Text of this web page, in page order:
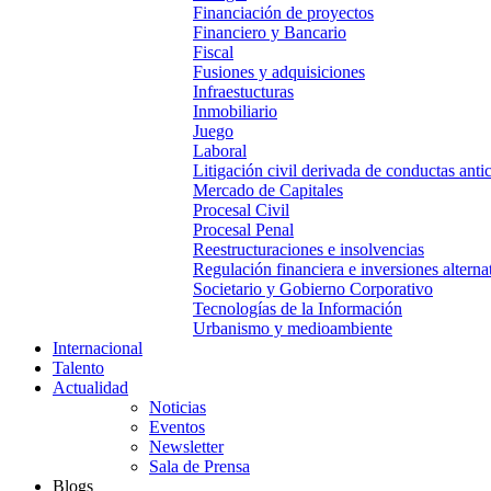
Financiación de proyectos
Financiero y Bancario
Fiscal
Fusiones y adquisiciones
Infraestucturas
Inmobiliario
Juego
Laboral
Litigación civil derivada de conductas
Mercado de Capitales
Procesal Civil
Procesal Penal
Reestructuraciones e insolvencias
Regulación financiera e inversiones
Societario y Gobierno Corporativo
Tecnologías de la Información
Urbanismo y medioambiente
Internacional
Talento
Actualidad
Noticias
Eventos
Newsletter
Sala de Prensa
Blogs